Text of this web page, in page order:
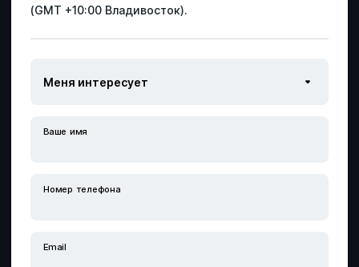
(GMT +10:00 Владивосток).
Профессиональная оценка рисков
Ваше имя
Номер телефона
Email